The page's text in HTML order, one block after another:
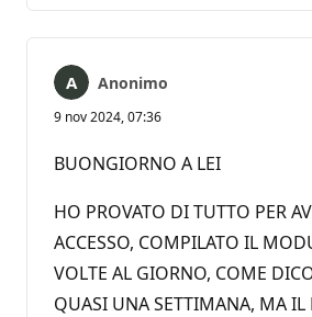
Anonimo
9 nov 2024, 07:36
BUONGIORNO A LEI
HO PROVATO DI TUTTO PER
ACCESSO, COMPILATO IL
VOLTE AL GIORNO, COME
QUASI UNA SETTIMANA, MA IL